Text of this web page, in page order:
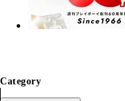
Category